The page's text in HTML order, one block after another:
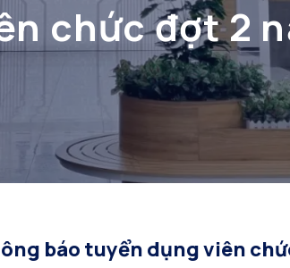
chức đợt 2
báo tuyển dụng viên